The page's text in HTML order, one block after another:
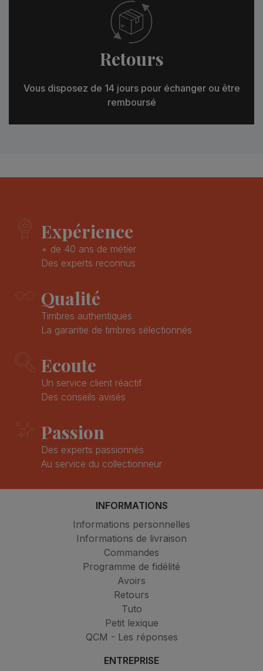
Retours
Vous disposez de 14 jours pour échanger ou être
remboursé
Expérience
+ de 40 ans de métier
Des experts reconnus
Qualité
Timbres authentiques
La garantie de timbres sélectionnés
Ecoute
Un service client réactif
Des conseils avisés
Passion
Des experts passionnés
Au service du collectionneur
INFORMATIONS
Informations personnelles
Informations de livraison
Commandes
Programme de fidélité
Avoirs
Retours
Tuto
Petit lexique
QCM - Les réponses
ENTREPRISE